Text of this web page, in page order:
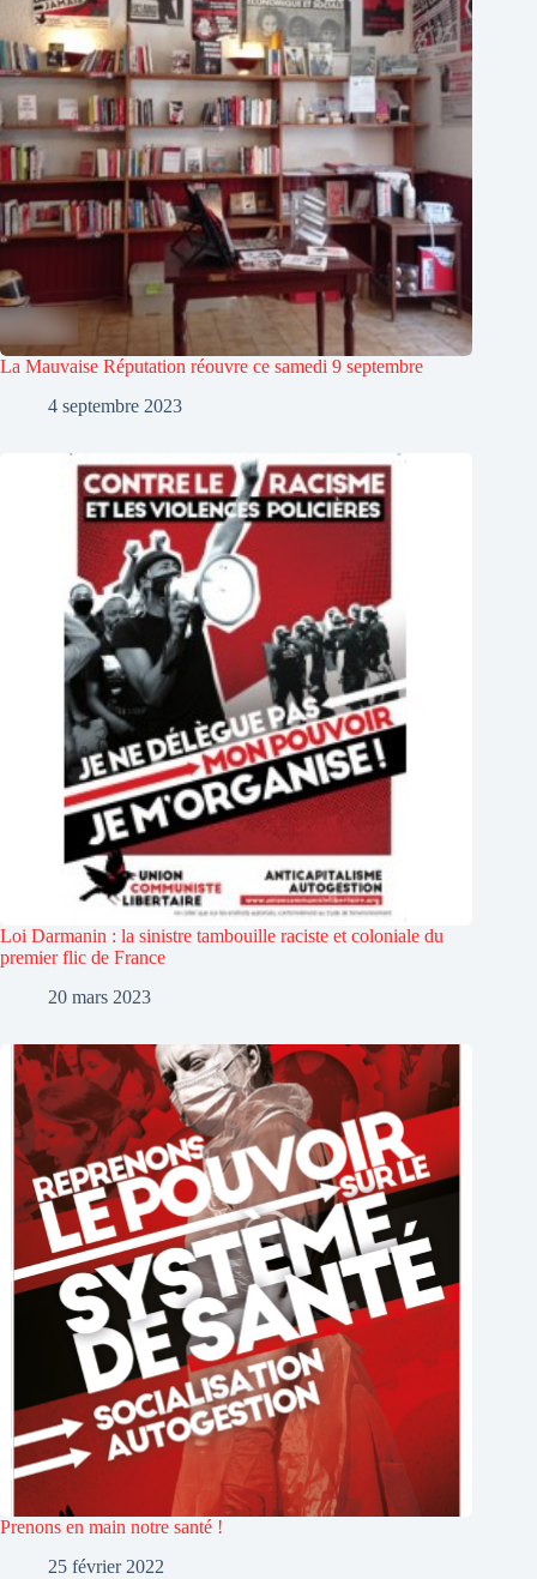
La Mauvaise Réputation réouvre ce samedi 9 septembre
4 septembre 2023
Loi Darmanin : la sinistre tambouille raciste et coloniale du
premier flic de France
20 mars 2023
Prenons en main notre santé !
25 février 2022